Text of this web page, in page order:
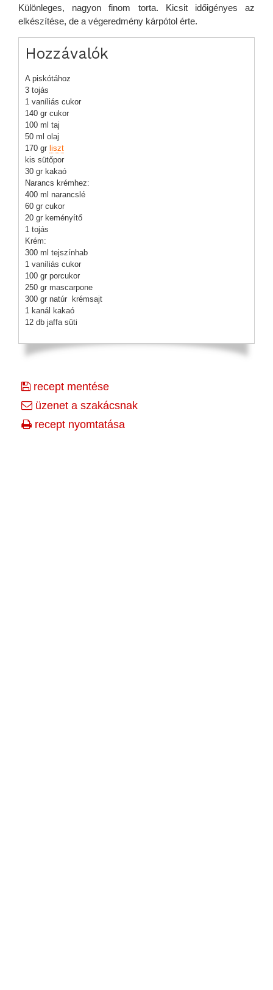
Különleges, nagyon finom torta. Kicsit időigényes az
elkészítése, de a végeredmény kárpótol érte.
Hozzávalók
A piskótához
3 tojás
1 vaníliás cukor
140 gr cukor
100 ml taj
50 ml olaj
170 gr liszt
kis sütőpor
30 gr kakaó
Narancs krémhez:
400 ml narancslé
60 gr cukor
20 gr keményítő
1 tojás
Krém:
300 ml tejszínhab
1 vaníliás cukor
100 gr porcukor
250 gr mascarpone
300 gr natúr krémsajt
1 kanál kakaó
12 db jaffa süti
recept mentése
üzenet a szakácsnak
recept nyomtatása